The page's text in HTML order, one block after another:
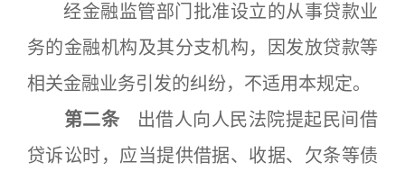
经金融监管部门批准设立的从事贷款业
务的金融机构及其分支机构，因发放贷款等
相关金融业务引发的纠纷，不适用本规定。
第二条 出借人向人民法院提起民间借
贷诉讼时，应当提供借据、收据、欠条等债